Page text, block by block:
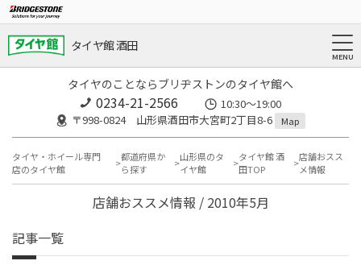
タイヤ館 酒田
タイヤのことならブリヂストンのタイヤ館へ
0234-21-2566
10:30～19:00
〒998-0824 山形県酒田市大宮町2丁目8-6
Map
タイヤ・ホイール専門
店のタイヤ館
都道府県か
ら探す
山形県のタ
イヤ館
タイヤ館 酒
田TOP
店舗おスス
メ情報
店舗おススメ情報 / 2010年5月
記事一覧